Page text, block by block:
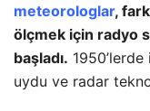
meteorologlar,
ölçmek için radyo
başladı.
uydu ve radar